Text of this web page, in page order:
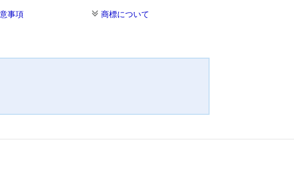
事項
商標について